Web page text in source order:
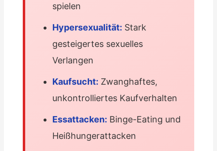
spielen
Hypersexualität: Stark
gesteigertes sexuelles
Verlangen
Kaufsucht: Zwanghaftes,
unkontrolliertes Kaufverhalten
Essattacken: Binge-Eating und
Heißhungerattacken